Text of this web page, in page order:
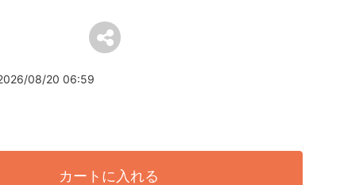
08/20 06:59
カートに入れる